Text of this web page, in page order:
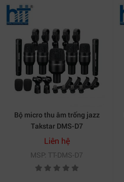
Bộ micro thu âm trống jazz
Takstar DMS-D7
Liên hệ
MSP: TT-DMS-D7